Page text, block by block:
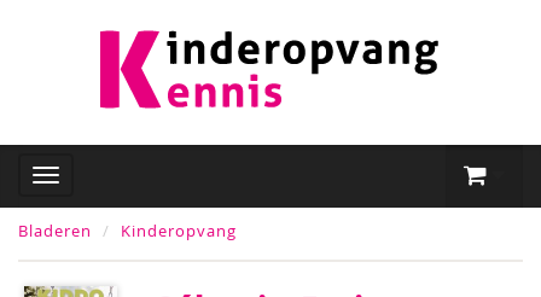
Bladeren Kinderopvang